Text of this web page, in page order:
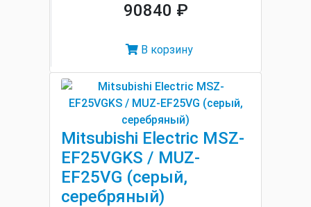
90840 ₽
В корзину
Mitsubishi Electric MSZ-
EF25VGKS / MUZ-
EF25VG (серый,
серебряный)